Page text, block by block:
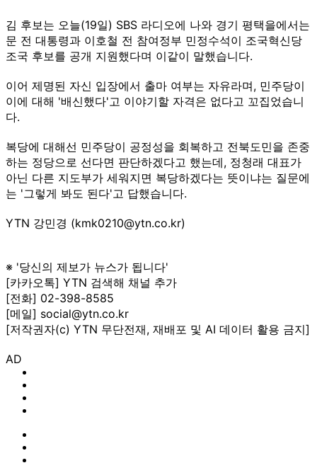
김 후보는 오늘(19일) SBS 라디오에 나와 경기 평택을에서는
문 전 대통령과 이호철 전 참여정부 민정수석이 조국혁신당
조국 후보를 공개 지원했다며 이같이 말했습니다.
이어 제명된 자신 입장에서 출마 여부는 자유라며, 민주당이
이에 대해 '배신했다'고 이야기할 자격은 없다고 꼬집었습니
다.
복당에 대해선 민주당이 공정성을 회복하고 전북도민을 존중
하는 정당으로 선다면 판단하겠다고 했는데, 정청래 대표가
아닌 다른 지도부가 세워지면 복당하겠다는 뜻이냐는 질문에
는 '그렇게 봐도 된다'고 답했습니다.
YTN 강민경 (kmk0210@ytn.co.kr)
※ '당신의 제보가 뉴스가 됩니다'
[카카오톡] YTN 검색해 채널 추가
[전화] 02-398-8585
[메일] social@ytn.co.kr
[저작권자(c) YTN 무단전재, 재배포 및 AI 데이터 활용 금지]
AD